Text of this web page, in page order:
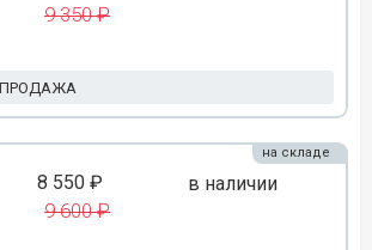
9 350 ₽
8 550 ₽
9 600 ₽
в наличии
на складе